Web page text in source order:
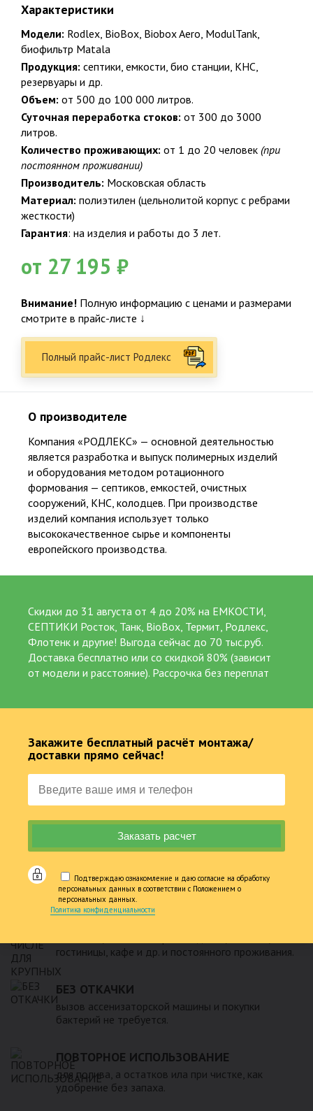
Популярные товары
Био Станции Пластиковые септики
Емкости Погреба. Кессоны
Водоочистка
Жироуловители Декор. Дачная продукция
Станции глубокой биологической очистки
состоит в том, чтобы системы водоснабжения и
канализации работали без перебоев и не наносили ущерба
окружающей среде. Сегодня эта мечта получила реальное
осуществление с появлением нового
высокотехнологичного оборудования – станций ГБО.
Читать далее
ВЫСОКАЯ СТЕПЕНЬ ОЧИСТКИ
95-99%, не вредит окружающей среде и не
происходит заиливание дренажа.
100% БЕЗ ЗАПАХА
1 раз в 4-6 месяцев, сервисной службой или
самостоятельно.
НАДЕЖНАЯ КОНСТРУКЦИЯ
ПОДХОДИТ ПРИ ОЧЕНЬ ВЫСОКОМ УГВ
(уровне грунтовых вод), любых грунтов, разной
пучинистости.
гостиницы, кафе и др. и постоянного проживания.
БЕЗ ОТКАЧКИ
вызов ассенизаторской машины и покупки
бактерий не требуется.
ПОВТОРНОЕ ИСПОЛЬЗОВАНИЕ
для полива, а остатков ила при чистке, как
удобрение без запаха.
Характеристики
Модели: Rodlex, BioBox, Biobox Aero, ModulTank,
биофильтр Matala
Продукция: септики, емкости, био станции, КНС,
резервуары и др.
Объем: от 500 до 100 000 литров.
Суточная переработка стоков: от 300 до 3000
литров.
Количество проживающих: от 1 до 20 человек (при
постоянном проживании)
Производитель: Московская область
Материал: полиэтилен (цельнолитой корпус с ребрами
жесткости)
Гарантия: на изделия и работы до 3 лет.
от 27 195 ₽
Внимание! Полную информацию с ценами и размерами
смотрите в прайс-листе ↓
Полный прайс-лист Родлекс
О производителе
Компания «РОДЛЕКС» — основной деятельностью
является разработка и выпуск полимерных изделий
и оборудования методом ротационного
формования — септиков, емкостей, очистных
сооружений, КНС, колодцев. При производстве
изделий компания использует только
высококачественное сырье и компоненты
европейского производства.
Скидки до 31 августа от 4 до 20% на ЕМКОСТИ,
СЕПТИКИ Росток, Танк, BioBox, Термит, Родлекс,
Флотенк и другие! Выгода сейчас до 70 тыс.руб.
Доставка бесплатно или со скидкой 80% (зависит
от модели и расстояние). Рассрочка без переплат
Закажите бесплатный расчёт монтажа/
доставки прямо сейчас!
Подтверждаю ознакомление и даю согласие на обработку
персональных данных в соответствии с Положением о
персональных данных.
Политика конфиденциальности